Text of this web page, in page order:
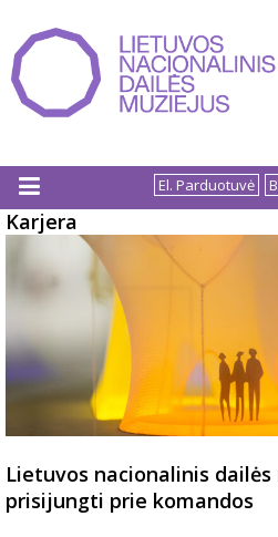
prie
turinio
El. Parduotuvė
Karjera
Lietuvos nacionalinis
prisijungti prie komandos